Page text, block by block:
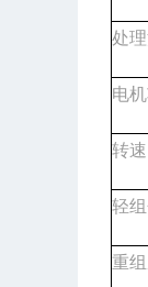
处
电
转
轻
重